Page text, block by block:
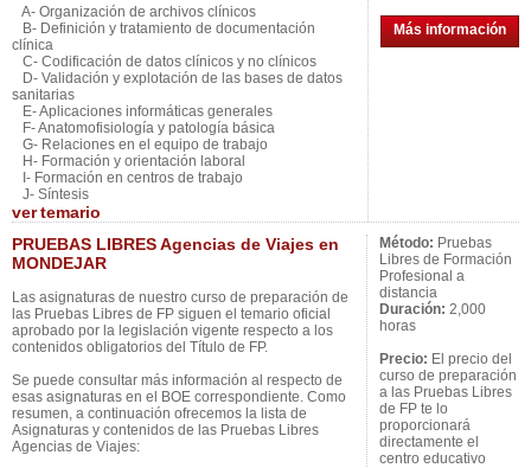
A- Organización de archivos clínicos
B- Definición y tratamiento de documentación
clínica
C- Codificación de datos clínicos y no clínicos
D- Validación y explotación de las bases de datos
sanitarias
E- Aplicaciones informáticas generales
F- Anatomofisiología y patología básica
G- Relaciones en el equipo de trabajo
H- Formación y orientación laboral
I- Formación en centros de trabajo
J- Síntesis
vertemario
Más información
PRUEBAS LIBRES Agencias de Viajes en
MONDEJAR
Las asignaturas de nuestro curso de preparación de
las Pruebas Libres de FP siguen el temario oficial
aprobado por la legislación vigente respecto a los
contenidos obligatorios del Título de FP.
Se puede consultar más información al respecto de
esas asignaturas en el BOE correspondiente. Como
resumen, a continuación ofrecemos la lista de
Asignaturas y contenidos de las Pruebas Libres
Agencias de Viajes:
Método: Pruebas
Libres de Formación
Profesional a
distancia
Duración: 2,000
horas
Precio: El precio del
curso de preparación
a las Pruebas Libres
de FP te lo
proporcionará
directamente el
centro educativo